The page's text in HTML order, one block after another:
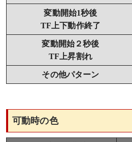
変動開始1秒後
TF上下動作終了
変動開始２秒後
TF上昇割れ
その他パターン
可動時の色